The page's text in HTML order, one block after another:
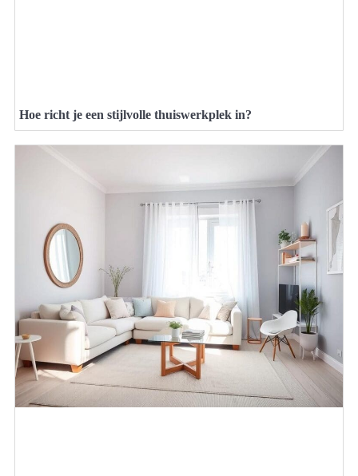
Hoe richt je een stijlvolle thuiswerkplek in?